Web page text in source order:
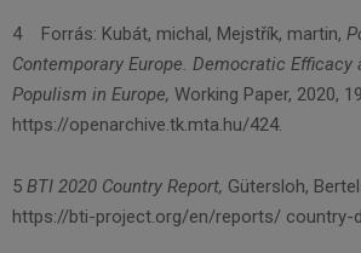
4 Forrás: Kubát, michal, Mejstřík, martin,
Contemporary Europe. Democratic
Populism in Europe, Working Paper, 2020,
https://openarchive.tk.mta.hu/424.
5 BTI 2020 Country Report, Gütersloh,
https://bti-project.org/en/reports/ country-